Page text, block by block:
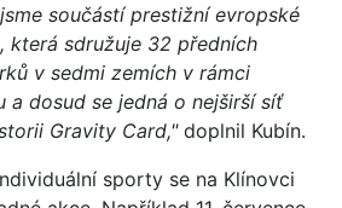
součástí prestižní evropské
která sdružuje 32 předních
v sedmi zemích v rámci
a dosud se jedná o nejširší síť
Gravity Card," doplnil Kubín.
sporty se na Klínovci